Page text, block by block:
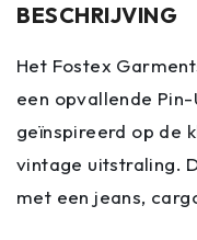
BESCHRIJVING
Het Fostex
een opvallende
geïnspireerd op de
vintage uitstraling.
met een jeans,